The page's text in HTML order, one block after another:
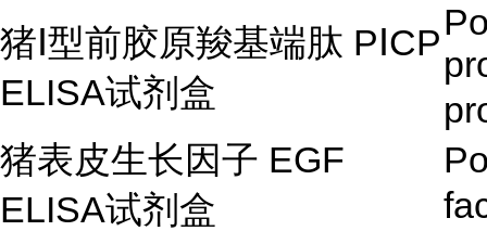
猪Ⅰ型前胶原羧基端肽 PⅠCP
ELISA试剂盒
猪表皮生长因子 EGF
ELISA试剂盒